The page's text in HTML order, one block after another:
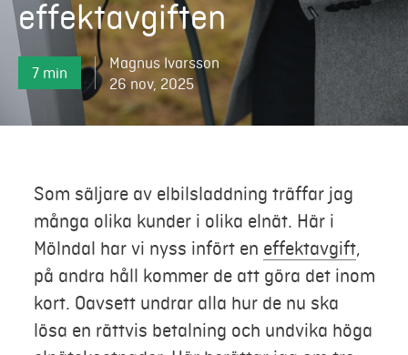
Fjärrvärme & kyla
Energitjänster
Mer
Mina sidor
effektavgiften
7 min
Magnus Ivarsson
26 nov, 2025
Som säljare av elbilsladdning träffar jag
många olika kunder i olika elnät. Här i
Mölndal har vi nyss infört en effektavgift,
på andra håll kommer de att göra det inom
kort. Oavsett undrar alla hur de nu ska
lösa en rättvis betalning och undvika höga